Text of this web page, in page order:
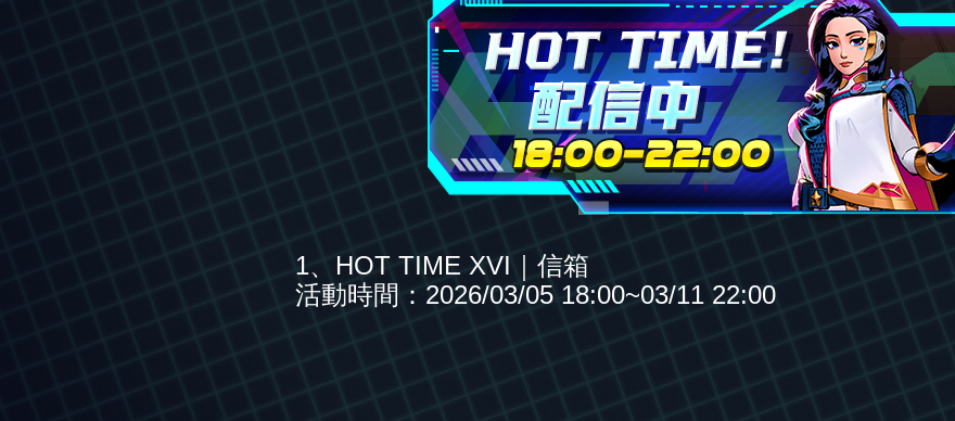
1、HOT TIME XVI｜信箱
活動時間：2026/03/05 18:00~03/11 22:00